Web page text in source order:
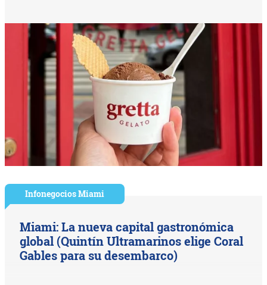
Infonegocios Miami
Miami: La nueva capital gastronómica
global (Quintín Ultramarinos elige Coral
Gables para su desembarco)